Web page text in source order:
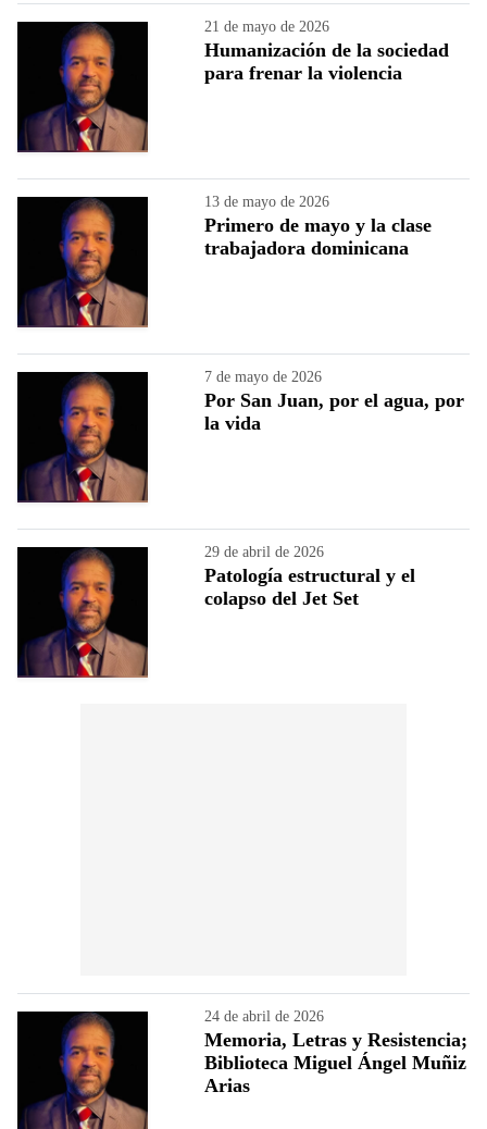
21 de mayo de 2026
Humanización de la sociedad
para frenar la violencia
13 de mayo de 2026
Primero de mayo y la clase
trabajadora dominicana
7 de mayo de 2026
Por San Juan, por el agua, por
la vida
29 de abril de 2026
Patología estructural y el
colapso del Jet Set
24 de abril de 2026
Memoria, Letras y Resistencia;
Biblioteca Miguel Ángel Muñiz
Arias